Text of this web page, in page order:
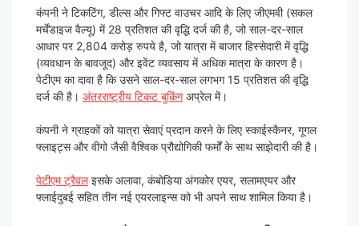
कंपनी ने टिकटिंग, डील्स और गिफ्ट वाउचर आदि के लिए जीएमवी (सकल
मर्चेंडाइज वैल्यू) में 28 प्रतिशत की वृद्धि दर्ज की है, जो साल-दर-साल
आधार पर 2,804 करोड़ रुपये है, जो यात्रा में बाजार हिस्सेदारी में वृद्धि
(व्यवधान के बावजूद) और इवेंट व्यवसाय में अधिक मात्रा के कारण है।
पेटीएम का दावा है कि उसने साल-दर-साल लगभग 15 प्रतिशत की वृद्धि
दर्ज की है। अंतरराष्ट्रीय टिकट बुकिंगअप्रेल में।
कंपनी ने ग्राहकों को यात्रा सेवाएं प्रदान करने के लिए स्काईस्कैनर, गूगल
फ्लाइट्स और वीगो जैसी वैश्विक प्रौद्योगिकी फर्मों के साथ साझेदारी की है।
पेटीएम ट्रैवलइसके अलावा, कंबोडिया अंगकोर एयर, सलामएयर और
फ्लाईदुबई सहित तीन नई एयरलाइन्स को भी अपने साथ शामिल किया है।